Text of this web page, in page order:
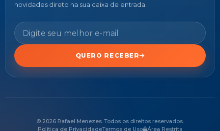
novidades direto na sua caixa de entrada.
QUERO RECEBER
© 2026 Rafael Menezes. Todos os direitos reservados.
Política de PrivacidadeTermos de Uso Área Restrita